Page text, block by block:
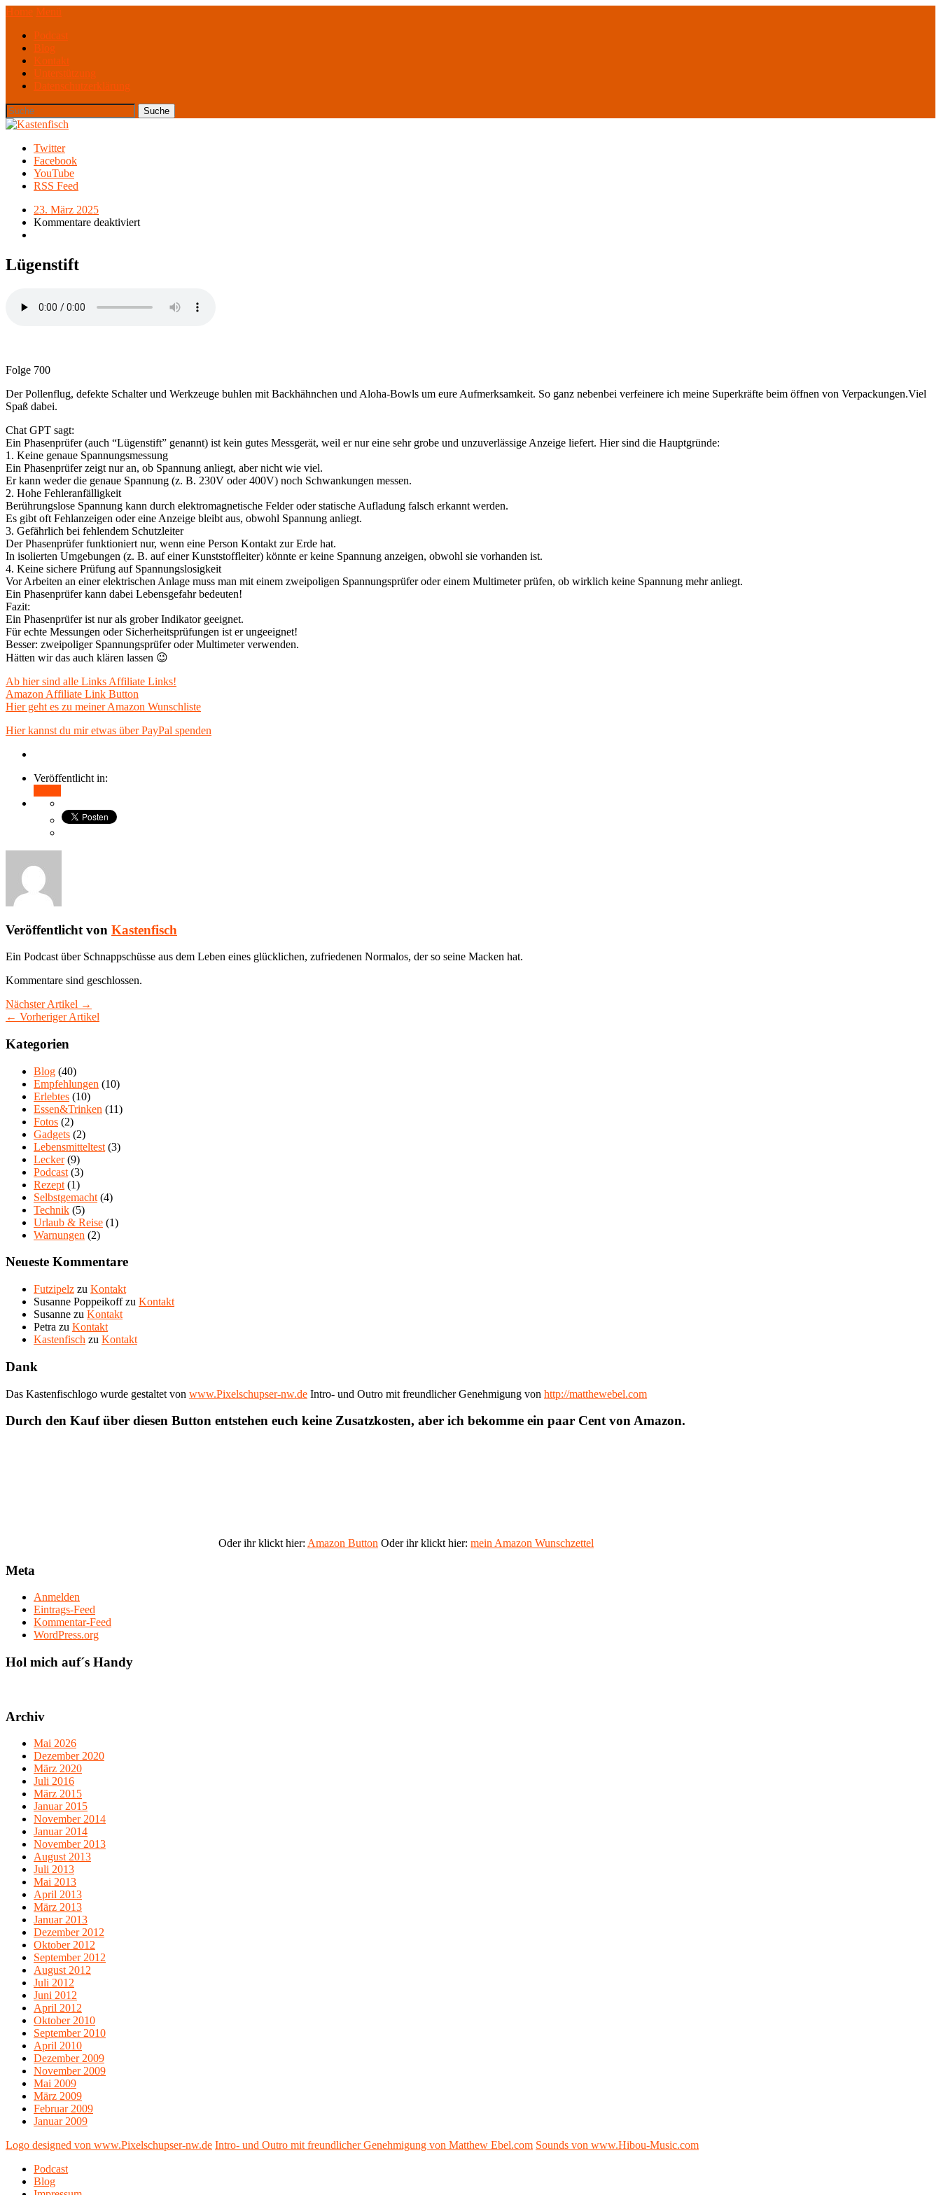
Home Menü
Podcast
Blog
Kontakt
Unterstützung
Datenschutzerklärung
Twitter
Facebook
YouTube
RSS Feed
23. März 2025
Kommentare deaktiviert
Lügenstift
Folge 700
Der Pollenflug, defekte Schalter und Werkzeuge buhlen mit Backhähnchen und Aloha-Bowls um eure Aufmerksamkeit. So ganz nebenbei verfeinere ich meine Superkräfte beim öffnen von Verpackungen.Viel
Spaß dabei.
Chat GPT sagt:
Ein Phasenprüfer (auch “Lügenstift” genannt) ist kein gutes Messgerät, weil er nur eine sehr grobe und unzuverlässige Anzeige liefert. Hier sind die Hauptgründe:
1. Keine genaue Spannungsmessung
Ein Phasenprüfer zeigt nur an, ob Spannung anliegt, aber nicht wie viel.
Er kann weder die genaue Spannung (z. B. 230V oder 400V) noch Schwankungen messen.
2. Hohe Fehleranfälligkeit
Berührungslose Spannung kann durch elektromagnetische Felder oder statische Aufladung falsch erkannt werden.
Es gibt oft Fehlanzeigen oder eine Anzeige bleibt aus, obwohl Spannung anliegt.
3. Gefährlich bei fehlendem Schutzleiter
Der Phasenprüfer funktioniert nur, wenn eine Person Kontakt zur Erde hat.
In isolierten Umgebungen (z. B. auf einer Kunststoffleiter) könnte er keine Spannung anzeigen, obwohl sie vorhanden ist.
4. Keine sichere Prüfung auf Spannungslosigkeit
Vor Arbeiten an einer elektrischen Anlage muss man mit einem zweipoligen Spannungsprüfer oder einem Multimeter prüfen, ob wirklich keine Spannung mehr anliegt.
Ein Phasenprüfer kann dabei Lebensgefahr bedeuten!
Fazit:
Ein Phasenprüfer ist nur als grober Indikator geeignet.
Für echte Messungen oder Sicherheitsprüfungen ist er ungeeignet!
Besser: zweipoliger Spannungsprüfer oder Multimeter verwenden.
Hätten wir das auch klären lassen 😉
Ab hier sind alle Links Affiliate Links!
Amazon Affiliate Link Button
Hier geht es zu meiner Amazon Wunschliste
Hier kannst du mir etwas über PayPal spenden
Veröffentlicht in:
Veröffentlicht von Kastenfisch
Ein Podcast über Schnappschüsse aus dem Leben eines glücklichen, zufriedenen Normalos, der so seine Macken hat.
Kommentare sind geschlossen.
Nächster Artikel →
← Vorheriger Artikel
Kategorien
Blog (40)
Empfehlungen (10)
Erlebtes (10)
Essen&Trinken (11)
Fotos (2)
Gadgets (2)
Lebensmitteltest (3)
Lecker(9)
Podcast (3)
Rezept (1)
Selbstgemacht (4)
Technik (5)
Urlaub & Reise (1)
Warnungen (2)
Neueste Kommentare
Futzipelz zu Kontakt
Susanne Poppeikoffzu Kontakt
Susanne zu Kontakt
Petra zu Kontakt
Kastenfisch zu Kontakt
Dank
Das Kastenfischlogo wurde gestaltet von www.Pixelschupser-nw.de Intro- und Outro mit freundlicher Genehmigung von http://matthewebel.com
Durch den Kauf über diesen Button entstehen euch keine Zusatzkosten, aber ich bekomme ein paar Cent von Amazon.
Oder ihr klickt hier: Amazon Button Oder ihr klickt hier: mein Amazon Wunschzettel
Meta
Anmelden
Eintrags-Feed
Kommentar-Feed
WordPress.org
Hol mich auf´s Handy
Archiv
Mai 2026
Dezember 2020
März 2020
Juli 2016
März 2015
Januar 2015
November 2014
Januar 2014
November 2013
August 2013
Juli 2013
Mai 2013
April 2013
März 2013
Januar 2013
Dezember 2012
Oktober 2012
September 2012
August 2012
Juli 2012
Juni 2012
April 2012
Oktober 2010
September 2010
April 2010
Dezember 2009
November 2009
Mai 2009
März 2009
Februar 2009
Januar 2009
Logo designed von www.Pixelschupser-nw.de Intro- und Outro mit freundlicher Genehmigung von Matthew Ebel.com Sounds von www.Hibou-Music.com
Podcast
Blog